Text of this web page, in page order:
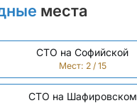
места
СТО на Софийской
Мест: 2 / 15
СТО на Шафировском